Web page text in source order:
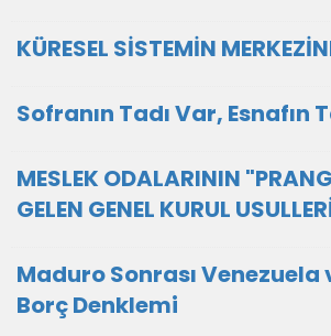
KÜRESEL SİSTEMİN
Sofranın Tadı Var, Esnafın
MESLEK ODALARININ
GELEN GENEL KURUL
Maduro Sonrası Venezuela
Borç Denklemi